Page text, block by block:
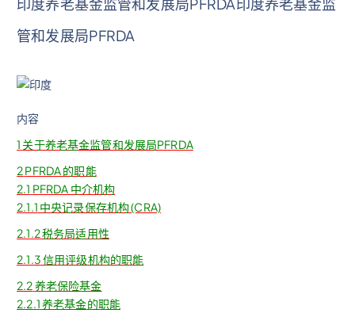
管和发展局PFRDA
内容
1 关于养老基金监管和发展局PFRDA
2PFRDA 的职能
2.1 PFRDA 中介机构
2.1.1 中央记录保存机构 (CRA)
2.1.2税务局适用性
2.1.3信用评级机构的职能
2.2养老保险基金
2.2.1养老基金的职能